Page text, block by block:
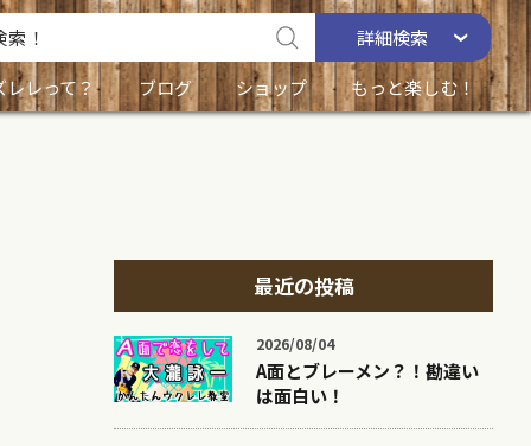
詳細検索
レレって？
ブログ ショップ もっと楽しむ！
最近の投稿
2026/08/04
A面とブレーメン？！勘違い
は面白い！